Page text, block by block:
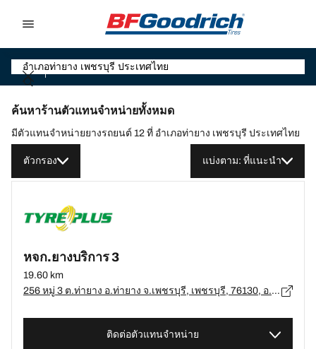
ค้นหาร้านตัวแทนจำหน่ายทั้งหมด
มีตัวแทนจำหน่ายยางรถยนต์ 12 ที่ อำเภอท่ายาง เพชรบุรี ประเทศไทย
ตัวกรอง แบ่งตาม: ที่แนะนำ
หจก.ยางบริการ 3
19.60 km
256 หมู่ 3 ต.ท่ายาง อ.ท่ายาง จ.เพชรบุรี, เพชรบุรี, 76130, อ.ท่ายาง, เพชรบุรี - 76130
ติดต่อตัวแทนจำหน่าย